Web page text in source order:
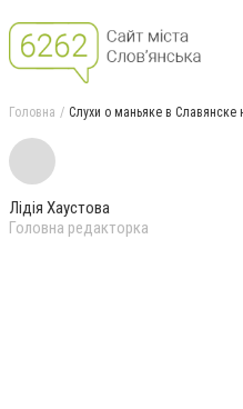
Головна Слухи о маньяке в Славянске
Лідія Хаустова
Головна редакторка